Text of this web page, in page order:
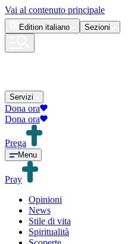
Vai al contenuto principale
Edition italiano Sezioni
Servizi
Dona ora
Dona ora
Prega
Menu
Pray
Opinioni
News
Stile di vita
Spiritualità